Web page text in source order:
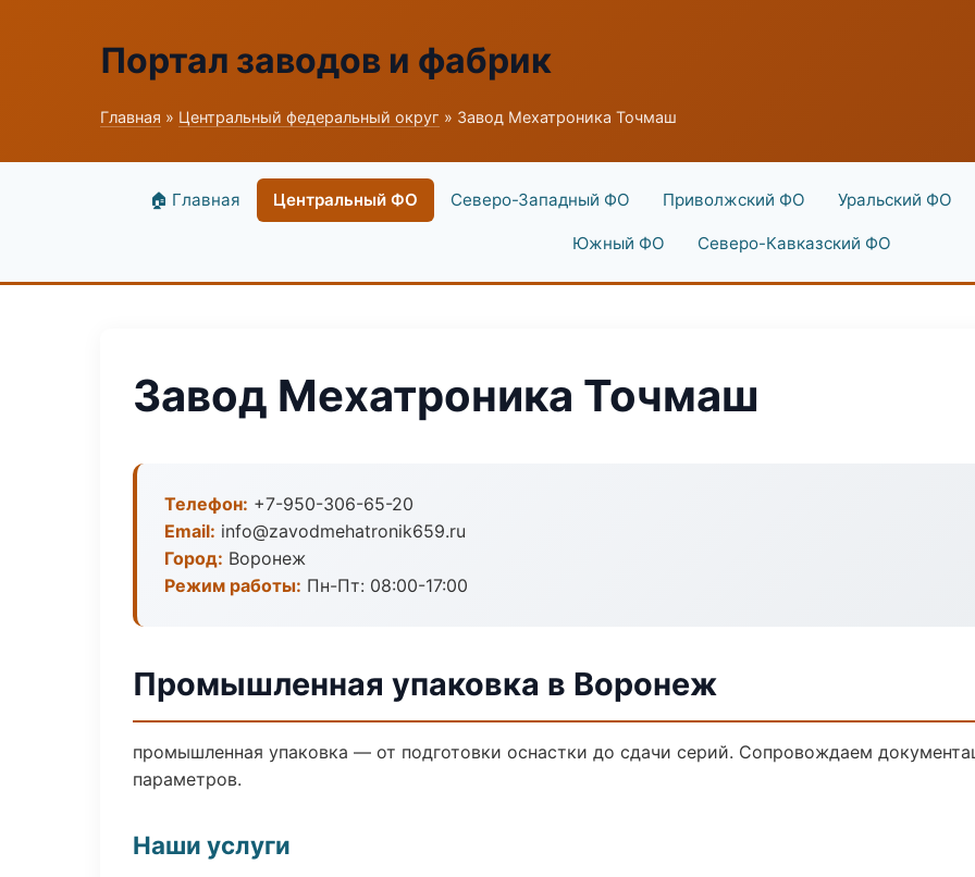
Портал заводов и фабрик
Главная » Центральный федеральный округ » Завод Мехатроника Точмаш
🏠 Главная Центральный ФО Северо-Западный ФО Приволжский ФО Уральский ФО
Южный ФО Северо-Кавказский ФО
Завод Мехатроника Точмаш
Телефон: +7-950-306-65-20
Email: info@zavodmehatronik659.ru
Город: Воронеж
Режим работы: Пн-Пт: 08:00-17:00
Промышленная упаковка в Воронеж
промышленная упаковка — от подготовки оснастки до сдачи серий. Сопровождаем
параметров.
Наши услуги